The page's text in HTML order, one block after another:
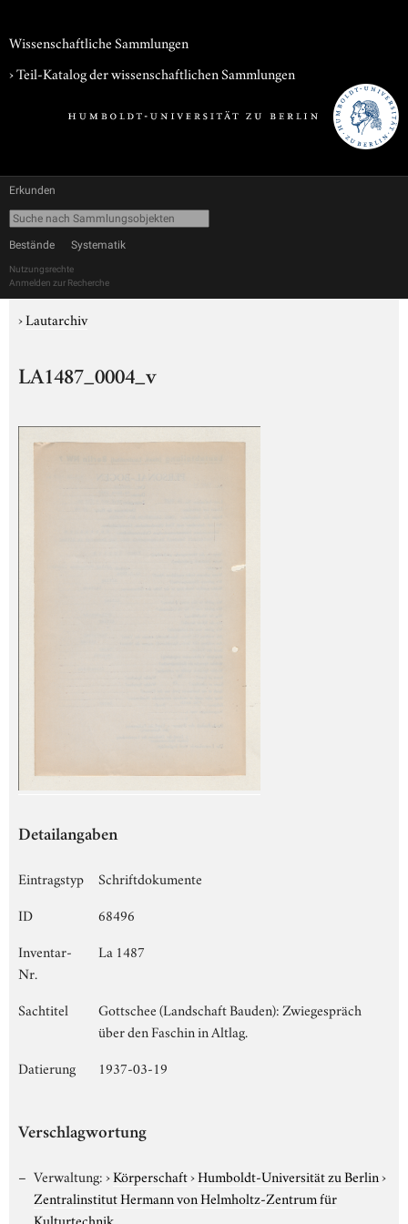
Wissenschaftliche Sammlungen
› Teil-Katalog der wissenschaftlichen Sammlungen
Erkunden
Bestände Systematik
Nutzungsrechte
Anmelden zur Recherche
›Lautarchiv
LA1487_0004_v
Detailangaben
Eintragstyp
Schriftdokumente
ID
68496
Inventar-
Nr.
La 1487
Sachtitel
Gottschee (Landschaft Bauden): Zwiegespräch
über den Faschin in Altlag.
Datierung
1937-03-19
Verschlagwortung
Verwaltung:›Körperschaft›Humboldt-Universität zu Berlin›
Zentralinstitut Hermann von Helmholtz-Zentrum für
Kulturtechnik